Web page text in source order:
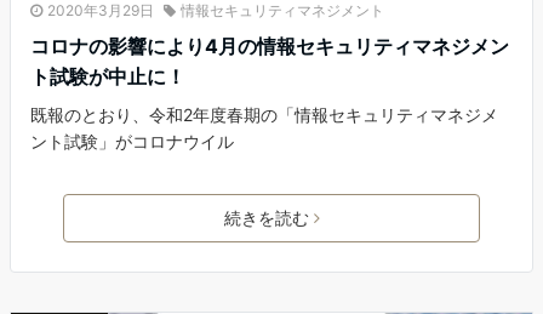
2020年3月29日 情報セキュリティマネジメント
コロナの影響により4月の情報セキュリティマネジメン
ト試験が中止に！
既報のとおり、令和2年度春期の「情報セキュリティマネジメ
ント試験」がコロナウイル
続きを読む